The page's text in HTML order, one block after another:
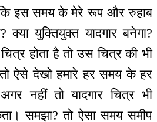
इस समय के मेरे रूप और रुहाब
क्या युक्तियुक्त यादगार बनेगा?
होता है तो उस चित्र की भी
ऐसे देखो हमारे हर समय के हर
नहीं तो यादगार चित्र भी
समझा? तो ऐसा समय समीप